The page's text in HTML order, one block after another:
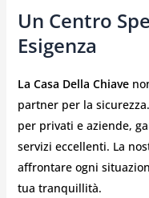
Un Centro
Esigenza
La Casa Della Chiave
partner per la
per privati e aziende,
servizi eccellenti. La
affrontare ogni
tua tranquillità.